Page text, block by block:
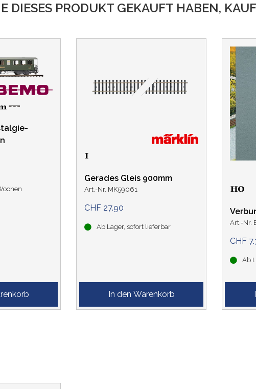
DIESES PRODUKT GEKAUFT HABEN,
Gerades Gleis 900mm
Art.-Nr. MK59061
CHF 27.90
Ab Lager, sofort lieferbar
Art.-Nr.
CHF
Ab